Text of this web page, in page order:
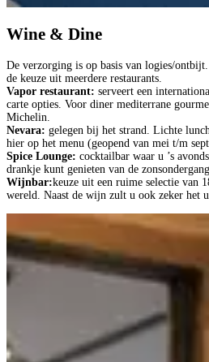
Wine & Dine
De verzorging is op basis van logies/
de keuze uit meerdere restaurants.
Vapor restaurant: serveert een
carte opties. Voor diner mediterrane
Michelin.
Nevara: gelegen bij het strand. Lichte
hier op het menu (geopend van mei t/m
Spice Lounge: cocktailbar waar u ’s
drankje kunt genieten van de
Wijnbar:keuze uit een ruime selectie van
wereld. Naast de wijn zult u ook zeker het